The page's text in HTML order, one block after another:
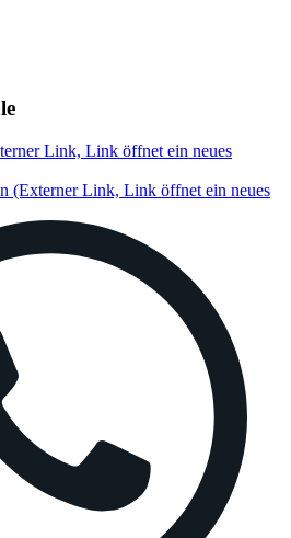
Link, Link öffnet ein neues
(Externer Link, Link öffnet ein neues